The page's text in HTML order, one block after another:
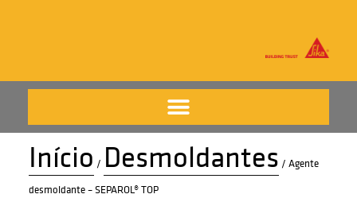
Início / Desmoldantes / Agente
desmoldante – SEPAROL® TOP